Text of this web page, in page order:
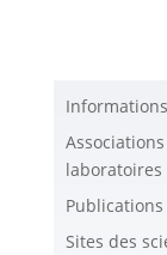
Sites des